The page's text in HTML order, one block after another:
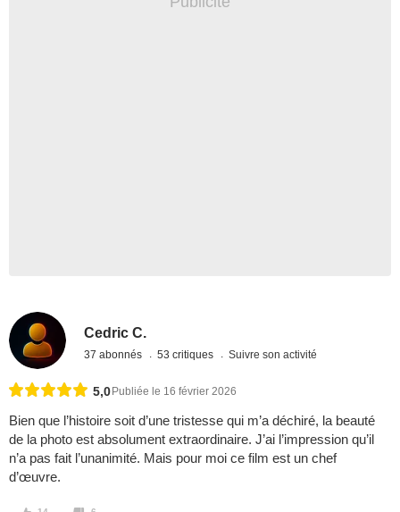
Cedric C.
37 abonnés 53 critiques Suivre son activité
5,0 Publiée le 16 février 2026
Bien que l’histoire soit d’une tristesse qui m’a déchiré, la beauté
de la photo est absolument extraordinaire. J’ai l’impression qu’il
n’a pas fait l’unanimité. Mais pour moi ce film est un chef
d’œuvre.